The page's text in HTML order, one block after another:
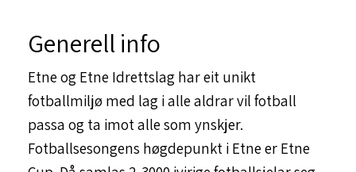
Generell info
Etne og Etne Idrettslag har eit unikt
fotballmiljø med lag i alle aldrar vil fotball
passa og ta imot alle som ynskjer.
Fotballsesongens høgdepunkt i Etne er Etne